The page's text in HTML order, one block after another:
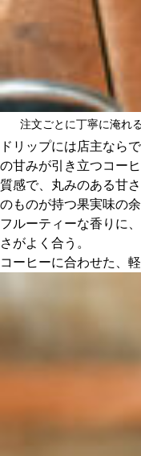
注文ごとに丁寧に淹れ
ドリップには店主なら
の甘みが引き立つコー
質感で、丸みのある甘
のものが持つ果実味の
フルーティーな香りに
さがよく合う。
コーヒーに合わせた、